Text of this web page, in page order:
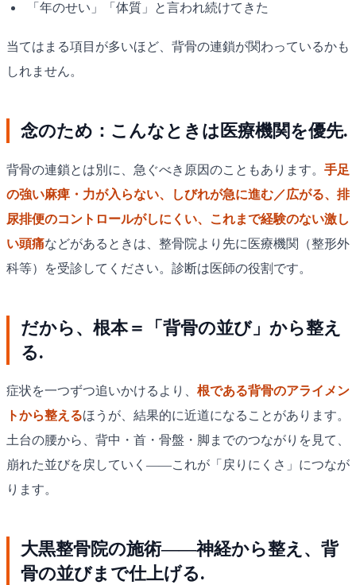
「年のせい」「体質」と言われ続けてきた
当てはまる項目が多いほど、背骨の連鎖が関わっているかも
しれません。
念のため：こんなときは医療機関を優先.
背骨の連鎖とは別に、急ぐべき原因のこともあります。 手足
の強い麻痺・力が入らない、しびれが急に進む／広がる、排
尿排便のコントロールがしにくい、これまで経験のない激し
い頭痛などがあるときは、整骨院より先に医療機関（整形外
科等）を受診してください。診断は医師の役割です。
だから、根本＝「背骨の並び」から整え
る.
症状を一つずつ追いかけるより、 根である背骨のアライメン
トから整えるほうが、結果的に近道になることがあります。
土台の腰から、背中・首・骨盤・脚までのつながりを見て、
崩れた並びを戻していく——これが「戻りにくさ」につなが
ります。
大黒整骨院の施術——神経から整え、背
骨の並びまで仕上げる.